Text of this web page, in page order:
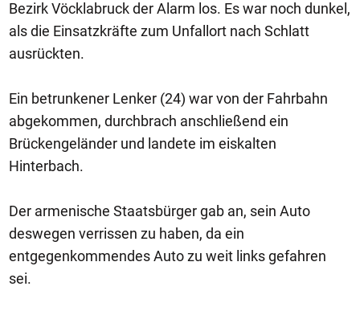
Bezirk Vöcklabruck der Alarm los. Es war noch dunkel,
als die Einsatzkräfte zum Unfallort nach Schlatt
ausrückten.
Ein betrunkener Lenker (24) war von der Fahrbahn
abgekommen, durchbrach anschließend ein
Brückengeländer und landete im eiskalten
Hinterbach.
Der armenische Staatsbürger gab an, sein Auto
deswegen verrissen zu haben, da ein
entgegenkommendes Auto zu weit links gefahren
sei.